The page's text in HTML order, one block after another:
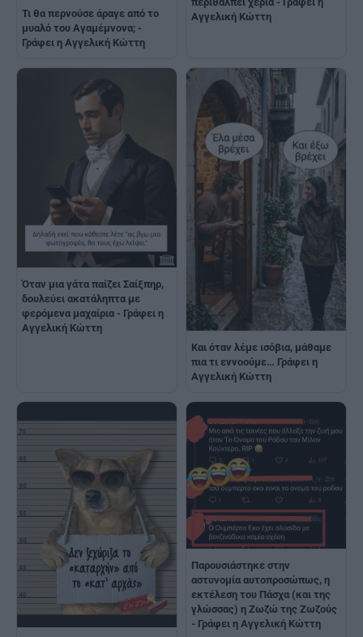
Τι θα περνούσε άραγε από το
μυαλό του Αγαμέμνονα; -
Γράφει η Αγγελική Κώττη
Αγγελική Κώττη
Όταν μια γάτα παίζει Σαίξπηρ,
δουλεύει ακατάληπτα με
φερόμενα μαχαίρια - Γράφει η
Αγγελική Κώττη
Και όταν λέμε ισόβια, μάθαμε
πια τι εννοούμε… Γράφει η
Αγγελική Κώττη
Παρουσιάστηκε στην
αστυνομία αυτοπροσώπως, η
εκτέλεση του Πάσχα (και της
γλώσσας) η Ζωζώ της Ζωζούς
- Γράφει η Αγγελική Κώττη